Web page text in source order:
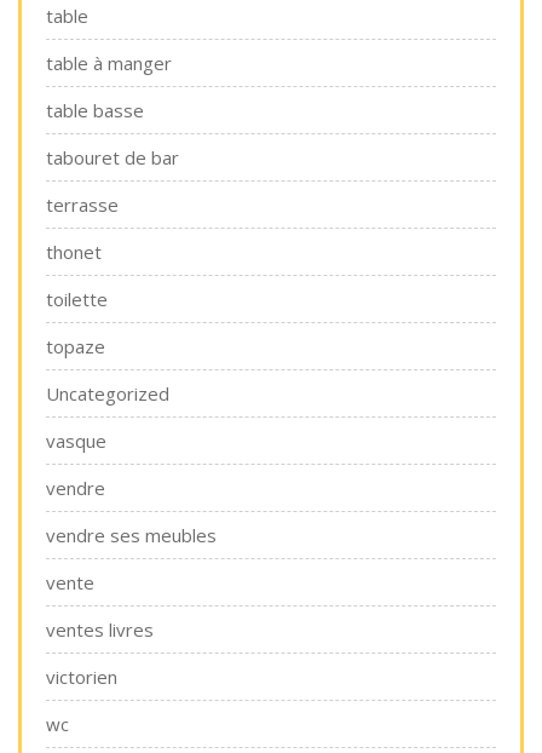
table
table à manger
table basse
tabouret de bar
terrasse
thonet
toilette
topaze
Uncategorized
vasque
vendre
vendre ses meubles
vente
ventes livres
victorien
wc